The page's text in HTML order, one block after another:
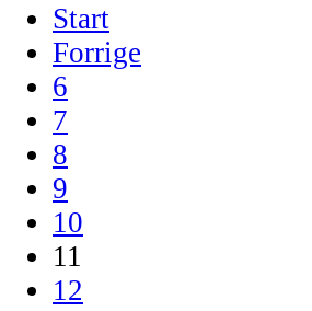
Start
Forrige
6
7
8
9
10
11
12